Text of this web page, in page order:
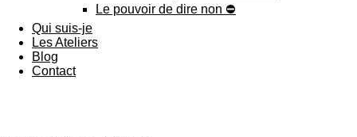
Le pouvoir de dire non ⛔️
Qui suis-je
Les Ateliers
Blog
Contact